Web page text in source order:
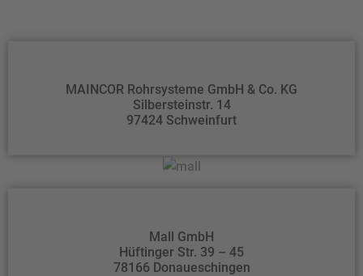
MAINCOR Rohrsysteme GmbH & Co. KG
Silbersteinstr. 14
97424 Schweinfurt
Mall GmbH
Hüftinger Str. 39 – 45
78166 Donaueschingen